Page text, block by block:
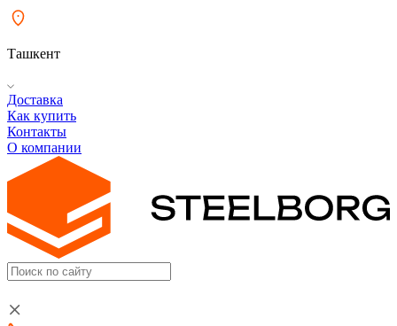
Ташкент
Доставка
Как купить
Контакты
О компании